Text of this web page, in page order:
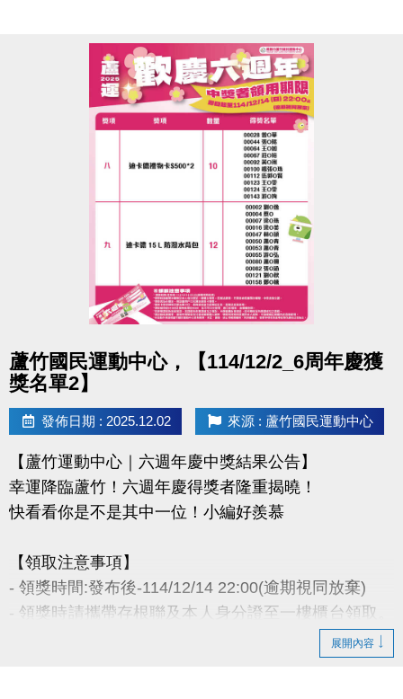
- 會員卡獎項領取日即為開卡日，會員資格當日起開始
生效，恕無法延後使用。
- 課程抵用金$1500及場地抵用金$500，皆不可分次使
- 若使用課程折抵金報課，該課程有未開課成功之情
況，不得退費折換現金，但可轉班至有開課成功之課
- 因活動核銷需要，會複印得獎者身分證或相關個人資
料，領獎則視同同意提供本人資料，可請櫃檯註明僅
供此活動使用。
- 本活動作業說明蘆竹國民運動中心保有解釋、修正、
調整、終止等相關權利，其詳細辦法、變更事項或未
盡事宜則以網站公告為主。
洽詢專線 : (03)263-9066 分機114、115
https://www.lzsports.com.tw/zh_TW/news/pageID/1/
FB : @桃園市蘆竹國民運動中心
IG : @luzhusports
蘆竹國民運動中心，【114/12/2_6周年慶獲
獎名單2】
發佈日期 : 2025.12.02 來源 : 蘆竹國民運動中心
【蘆竹運動中心｜六週年慶中獎結果公告】
幸運降臨蘆竹！六週年慶得獎者隆重揭曉！
快看看你是不是其中一位！小編好羨慕
【領取注意事項】
- 領獎時間:發布後-114/12/14 22:00(逾期視同放棄)
- 領獎時請攜帶存根聯及本人身分證至一樓櫃台領取。
若無法親領，代領者亦需攜帶存根聯、中獎者身分
展開內容